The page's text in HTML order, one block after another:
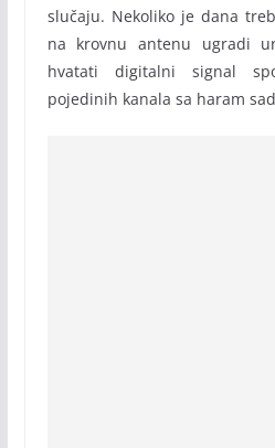
slučaju. Nekoliko je dana
na krovnu antenu ugradi
hvatati digitalni signal
pojedinih kanala sa haram